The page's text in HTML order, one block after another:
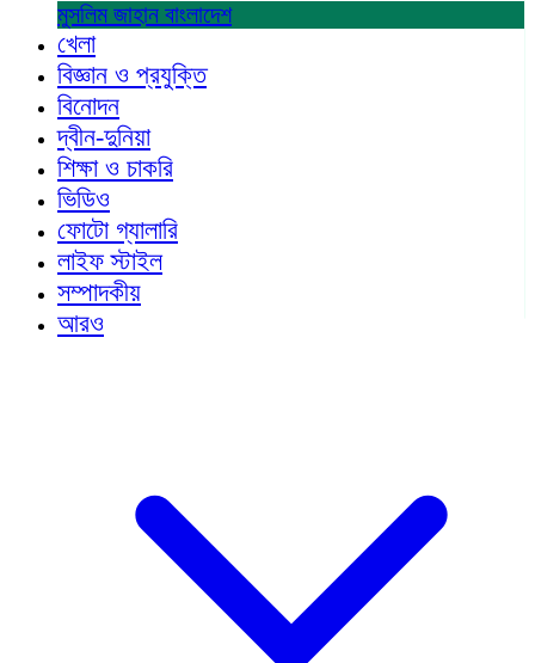
মুসলিম জাহান বাংলাদেশ
খেলা
বিজ্ঞান ও প্রযুক্তি
বিনোদন
দ্বীন-দুনিয়া
শিক্ষা ও চাকরি
ভিডিও
ফোটো গ্যালারি
লাইফ স্টাইল
সম্পাদকীয়
আরও